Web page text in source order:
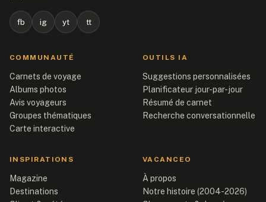
fb ig yt tt
COMMUNAUTÉ
Carnets de voyage
Albums photos
Avis voyageurs
Groupes thématiques
Carte interactive
OUTILS IA
Suggestions personnalisées
Planificateur jour-par-jour
Résumé de carnet
Recherche conversationnelle
INSPIRATIONS
Magazine
Destinations
VACANCEO
À propos
Notre histoire (2004-2026)